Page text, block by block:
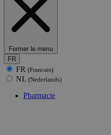
Fermer le menu
FR
FR (Francais)
NL (Nederlands)
Pharmacie